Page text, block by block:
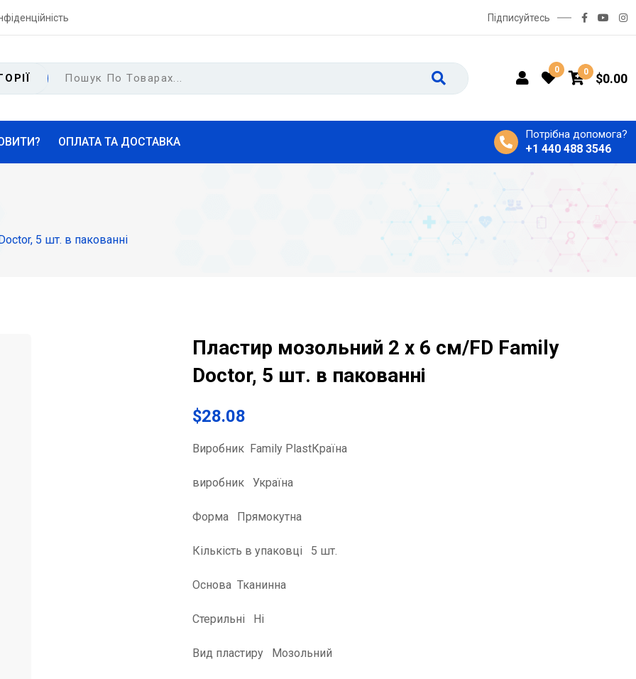
Підписуйтесь
0 0 $0.00
ОПЛАТА ТА ДОСТАВКА
Потрібна допомога?
+1 440 488 3546
5 шт. в пакованні
Пластир мозольний 2 х 6 см/FD Family
Doctor, 5 шт. в пакованні
$28.08
Виробник Family PlastКраїна
виробник Україна
Форма Прямокутна
Кількість в упаковці 5 шт.
Основа Тканинна
Стерильні Ні
Вид пластиру Мозольний